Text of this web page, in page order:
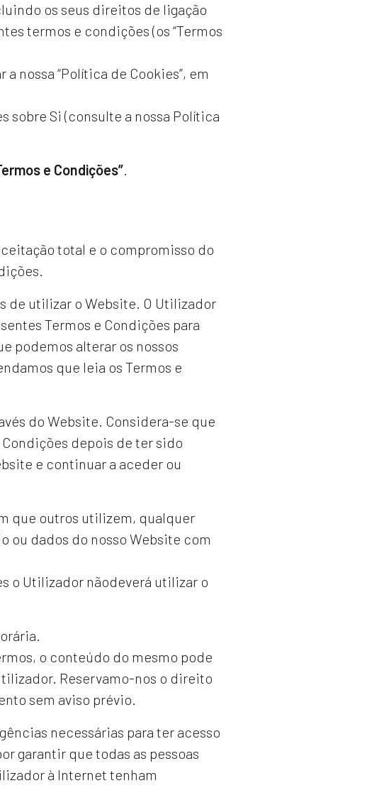
os seus direitos de ligação
termos e condições (os “Termos
nossa “Política de Cookies”, em
sobre Si (consulte a nossa Política
e Condições”.
total e o compromisso do
de utilizar o Website. O Utilizador
Termos e Condições para
podemos alterar os nossos
que leia os Termos e
do Website. Considera-se que
depois de ter sido
e continuar a aceder ou
que outros utilizem, qualquer
ou dados do nosso Website com
o Utilizador nãodeverá utilizar o
o conteúdo do mesmo pode
Reservamo-nos o direito
sem aviso prévio.
necessárias para ter acesso
garantir que todas as pessoas
à Internet tenham